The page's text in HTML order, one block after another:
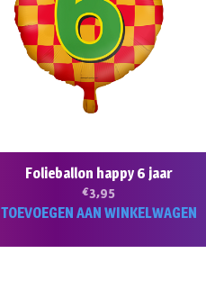
Folieballon happy 6 jaar
€3,95
TOEVOEGEN AAN WINKELWAGEN